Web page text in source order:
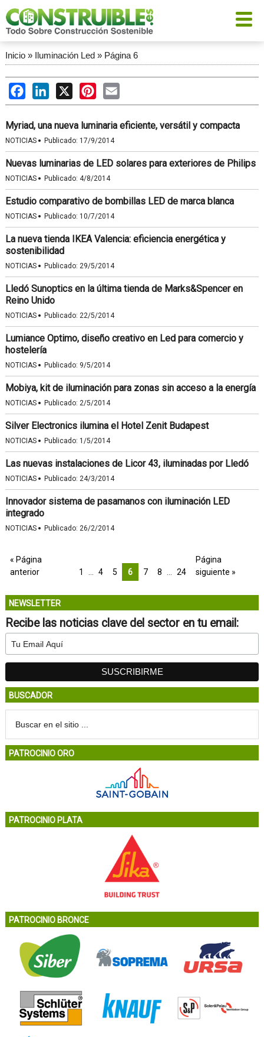
Inicio» Iluminación Led» Página 6
FacebookLinkedIn
X PinterestEmail
Myriad, una nueva luminaria eficiente, versátil y compacta
NOTICIAS · Publicado: 17/9/2014
Nuevas luminarias de LED solares para exteriores de Philips
NOTICIAS · Publicado: 4/8/2014
Estudio comparativo de bombillas LED de marca blanca
NOTICIAS · Publicado: 10/7/2014
La nueva tienda IKEA Valencia: eficiencia energética y
sostenibilidad
NOTICIAS · Publicado: 29/5/2014
Lledó Sunoptics en la última tienda de Marks&Spencer en
Reino Unido
NOTICIAS · Publicado: 22/5/2014
Lumiance Optimo, diseño creativo en Led para comercio y
hostelería
NOTICIAS · Publicado: 9/5/2014
Mobiya, kit de iluminación para zonas sin acceso a la energía
NOTICIAS · Publicado: 2/5/2014
Silver Electronics ilumina el Hotel Zenit Budapest
NOTICIAS · Publicado: 1/5/2014
Las nuevas instalaciones de Licor 43, iluminadas por Lledó
NOTICIAS · Publicado: 24/3/2014
Innovador sistema de pasamanos con iluminación LED
integrado
NOTICIAS · Publicado: 26/2/2014
« Página
anterior
1 4 5 6 7 8 24
Página
siguiente »
NEWSLETTER
Recibe las noticias clave del sector en tu email:
BUSCADOR
PATROCINIO ORO
PATROCINIO PLATA
PATROCINIO BRONCE